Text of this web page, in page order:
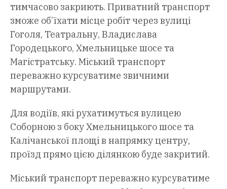
тимчасово закриють. Приватний транспорт
зможе об’їхати місце робіт через вулиці
Гоголя, Театральну, Владислава
Городецького, Хмельницьке шосе та
Магістратську. Міський транспорт
переважно курсуватиме звичними
маршрутами.
Для водіїв, які рухатимуться вулицею
Соборною з боку Хмельницького шосе та
Калічанської площі в напрямку центру,
проїзд прямо цією ділянкою буде закритий.
Міський транспорт переважно курсуватиме